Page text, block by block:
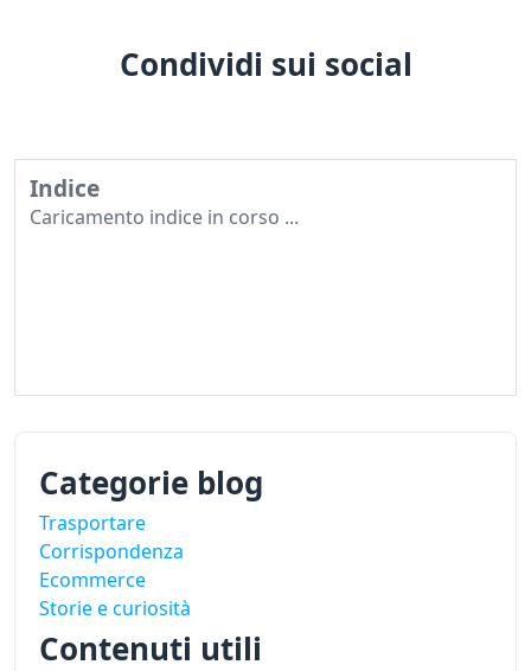
Condividi sui social
Indice
Caricamento indice in corso ...
Categorie blog
Trasportare
Corrispondenza
Ecommerce
Storie e curiosità
Contenuti utili